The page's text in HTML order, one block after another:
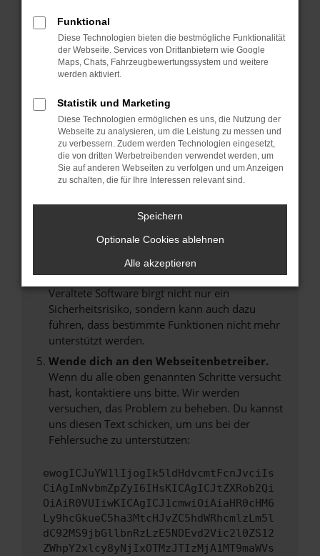
Überprüfe deine Firewall und deine
Internetverbindung.
Laden andere Webseiten, zum Beispiel deine
Suchmaschine?
Manche Erweiterungen, wie Werbeblocker,
können das Laden bestimmter Seiten
verhindern. Funktioniert die Seite in einem
anderen Browser oder in einem privaten
Fenster?
Das kann manchmal helfen, vorübergehende
Probleme zu beheben.
Stelle sicher, dass dein Browser und dein
Betriebssystem auf dem neuesten Stand
sind.
Veraltete Software birgt nicht nur ein
Sicherheitsrisiko, sondern kann auch dazu
führen, dass bestimmte Funktionen nicht mehr
unterstützt werden.
Wende dich an den Webseitenbetreiber.
Wenn du alle oben genannten Schritte versucht
hast, kontaktiere uns bitte. Wir werden
versuchen, das Problem zu beheben. Du kannst
uns diesen Text schicken, um uns bei der
Fehlersuche zu unterstützen:
ewogICJuYW1lIjogIk5ldHdvcmtFcnJvciIs
CiAgImNvbmZpZyI6IHsKICAgICJtZXRob2Qi
OiAiR0VUIiwKICAgICJ1cmwiOiAiaHR0cHM6
Ly9hcGkueC5ha3MtcHJvZC5hdWRhcmlzLm5l
dC92MS9jbGllbnRzLzE5NDEvd2Vic2l0ZS12
ZWhpY2xlcy8yNjIxOTMzJTIzMjA1MT9maWVs
Funktional
Diese Technologien bieten die bestmögliche Funktionalität
der Webseite. Services von Drittanbietern wie Google
Maps, Chats, Fahrzeugbewertungssystem und weitere
werden aktiviert.
Statistik und Marketing
Diese Technologien ermöglichen es uns, die Nutzung der
Webseite zu analysieren, um die Leistung zu messen und
zu verbessern. Zudem werden Technologien eingesetzt,
die von dritten Werbetreibenden verwendet werden, um
Sie auf anderen Webseiten zu verfolgen und um Anzeigen
zu schalten, die für Ihre Interessen relevant sind.
Speichern
Optionale Cookies ablehnen
Alle akzeptieren